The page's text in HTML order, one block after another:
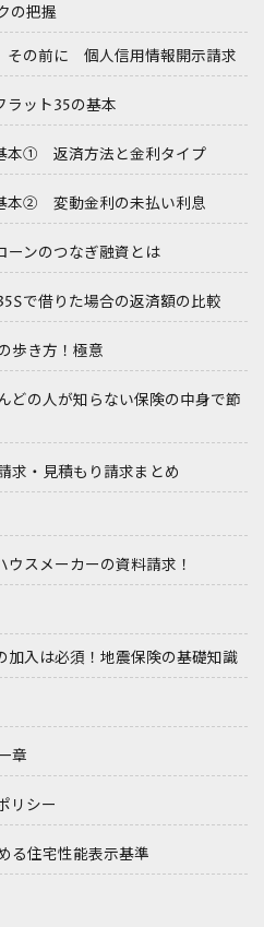
の把握
の前に 個人信用情報開示請求
ット35の基本
本① 返済方法と金利タイプ
本② 変動金利の未払い利息
ーンのつなぎ融資とは
で借りた場合の返済額の比較
歩き方！極意
どの人が知らない保険の中身で節
求・見積もり請求まとめ
スメーカーの資料請求！
加入は必須！地震保険の基礎知識
章
リシー
る住宅性能表示基準